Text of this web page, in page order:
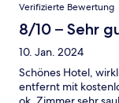
Verifizierte Bewertung
8/10 – Sehr
10. Jan. 2024
Schönes Hotel,
entfernt mit